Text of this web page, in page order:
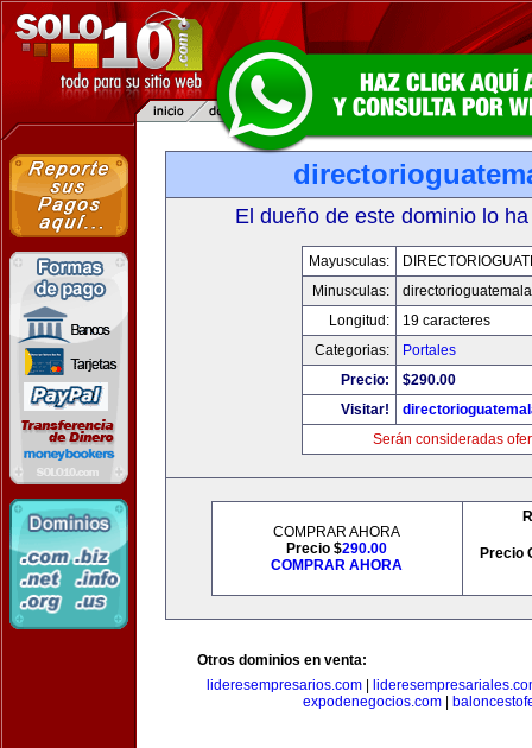
El dueño de este dominio lo
Mayusculas:
Minusculas:
Longitud:
19 caracteres
Categorias:
Portales
Precio:
$290.00
Visitar!
Serán consideradas
COMPRAR AHORA
Precio $290.00
COMPRAR AHORA
Precio
Otros dominios en venta:
lideresempresarios.com|
expodenegocios.com|